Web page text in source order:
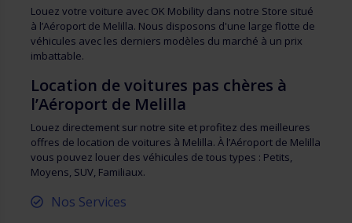
Louez votre voiture avec OK Mobility dans notre Store situé
à l’Aéroport de Melilla. Nous disposons d'une large flotte de
véhicules avec les derniers modèles du marché à un prix
imbattable.
Location de voitures pas chères à
l’Aéroport de Melilla
Louez directement sur notre site et profitez des meilleures
offres de location de voitures à Melilla. À l’Aéroport de Melilla
vous pouvez louer des véhicules de tous types : Petits,
Moyens, SUV, Familiaux.
Nos Services